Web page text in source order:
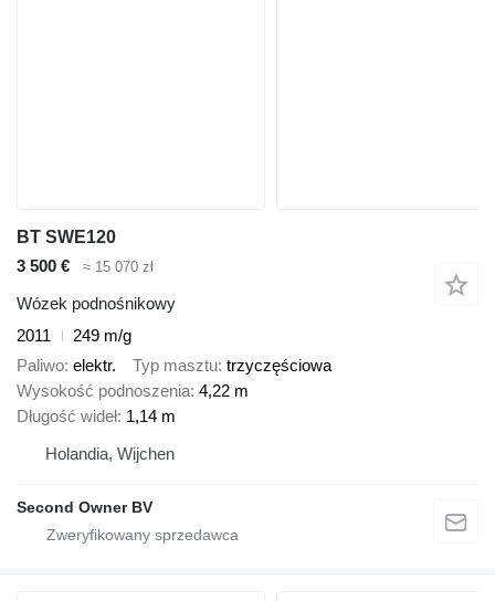
BT SWE120
3 500 €
≈ 15 070 zł
Wózek podnośnikowy
2011
249 m/g
Paliwo elektr. Typ masztu trzyczęściowa
Wysokość podnoszenia 4,22 m
Długość wideł 1,14 m
Holandia, Wijchen
Second Owner BV